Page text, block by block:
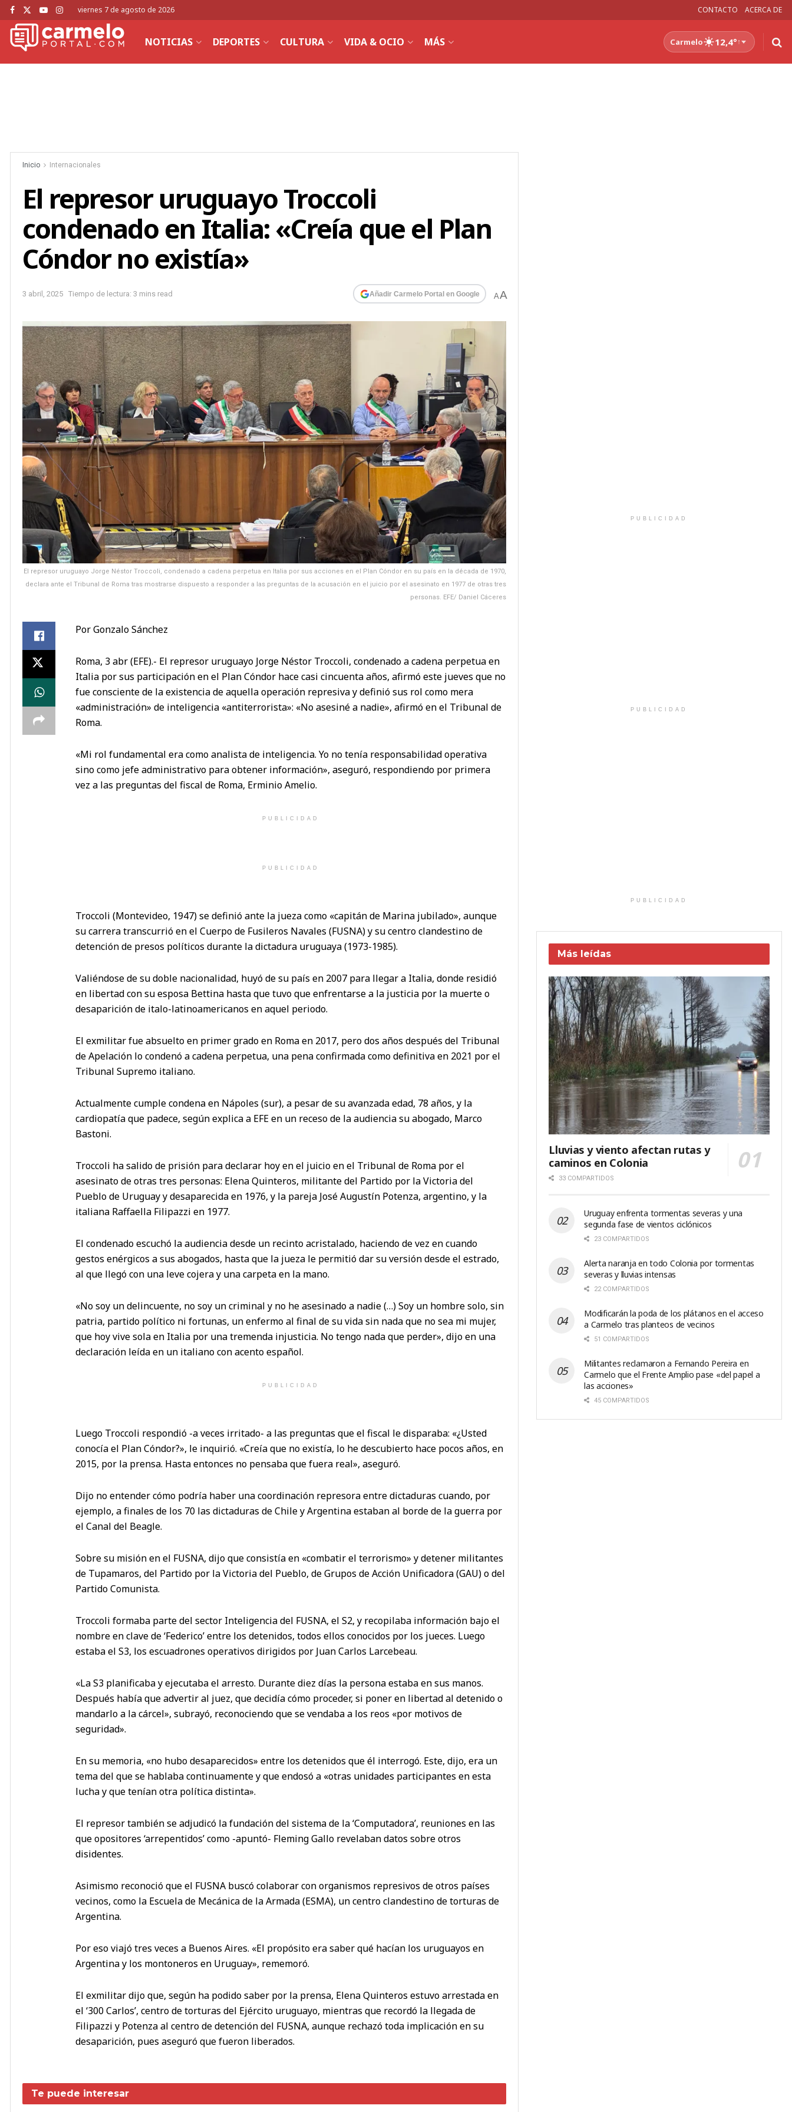
viernes 7 de agosto de 2026 CONTACTO ACERCA DE
NOTICIAS DEPORTES CULTURA VIDA & OCIO MÁS Carmelo 12,4°↑
Inicio Internacionales
El represor uruguayo Troccoli
condenado en Italia: «Creía que el Plan
Cóndor no existía»
3 abril, 2025 Tiempo de lectura: 3 mins read Añadir Carmelo Portal en Google AA
El represor uruguayo Jorge Néstor Troccoli, condenado a cadena perpetua en Italia por sus acciones en el Plan Cóndor en su país en la década de 1970,
declara ante el Tribunal de Roma tras mostrarse dispuesto a responder a las preguntas de la acusación en el juicio por el asesinato en 1977 de otras tres
personas. EFE/ Daniel Cáceres
Por Gonzalo Sánchez
Roma, 3 abr (EFE).- El represor uruguayo Jorge Néstor Troccoli, condenado a cadena perpetua en
Italia por sus participación en el Plan Cóndor hace casi cincuenta años, afirmó este jueves que no
fue consciente de la existencia de aquella operación represiva y definió sus rol como mera
«administración» de inteligencia «antiterrorista»: «No asesiné a nadie», afirmó en el Tribunal de
Roma.
«Mi rol fundamental era como analista de inteligencia. Yo no tenía responsabilidad operativa
sino como jefe administrativo para obtener información», aseguró, respondiendo por primera
vez a las preguntas del fiscal de Roma, Erminio Amelio.
PUBLICIDAD
PUBLICIDAD
Troccoli (Montevideo, 1947) se definió ante la jueza como «capitán de Marina jubilado», aunque
su carrera transcurrió en el Cuerpo de Fusileros Navales (FUSNA) y su centro clandestino de
detención de presos políticos durante la dictadura uruguaya (1973-1985).
Valiéndose de su doble nacionalidad, huyó de su país en 2007 para llegar a Italia, donde residió
en libertad con su esposa Bettina hasta que tuvo que enfrentarse a la justicia por la muerte o
desaparición de italo-latinoamericanos en aquel periodo.
El exmilitar fue absuelto en primer grado en Roma en 2017, pero dos años después del Tribunal
de Apelación lo condenó a cadena perpetua, una pena confirmada como definitiva en 2021 por el
Tribunal Supremo italiano.
Actualmente cumple condena en Nápoles (sur), a pesar de su avanzada edad, 78 años, y la
cardiopatía que padece, según explica a EFE en un receso de la audiencia su abogado, Marco
Bastoni.
Troccoli ha salido de prisión para declarar hoy en el juicio en el Tribunal de Roma por el
asesinato de otras tres personas: Elena Quinteros, militante del Partido por la Victoria del
Pueblo de Uruguay y desaparecida en 1976, y la pareja José Augustín Potenza, argentino, y la
italiana Raffaella Filipazzi en 1977.
El condenado escuchó la audiencia desde un recinto acristalado, haciendo de vez en cuando
gestos enérgicos a sus abogados, hasta que la jueza le permitió dar su versión desde el estrado,
al que llegó con una leve cojera y una carpeta en la mano.
«No soy un delincuente, no soy un criminal y no he asesinado a nadie (…) Soy un hombre solo, sin
patria, partido político ni fortunas, un enfermo al final de su vida sin nada que no sea mi mujer,
que hoy vive sola en Italia por una tremenda injusticia. No tengo nada que perder», dijo en una
declaración leída en un italiano con acento español.
PUBLICIDAD
Luego Troccoli respondió -a veces irritado- a las preguntas que el fiscal le disparaba: «¿Usted
conocía el Plan Cóndor?», le inquirió. «Creía que no existía, lo he descubierto hace pocos años, en
2015, por la prensa. Hasta entonces no pensaba que fuera real», aseguró.
Dijo no entender cómo podría haber una coordinación represora entre dictaduras cuando, por
ejemplo, a finales de los 70 las dictaduras de Chile y Argentina estaban al borde de la guerra por
el Canal del Beagle.
Sobre su misión en el FUSNA, dijo que consistía en «combatir el terrorismo» y detener militantes
de Tupamaros, del Partido por la Victoria del Pueblo, de Grupos de Acción Unificadora (GAU) o del
Partido Comunista.
Troccoli formaba parte del sector Inteligencia del FUSNA, el S2, y recopilaba información bajo el
nombre en clave de ‘Federico’ entre los detenidos, todos ellos conocidos por los jueces. Luego
estaba el S3, los escuadrones operativos dirigidos por Juan Carlos Larcebeau.
«La S3 planificaba y ejecutaba el arresto. Durante diez días la persona estaba en sus manos.
Después había que advertir al juez, que decidía cómo proceder, si poner en libertad al detenido o
mandarlo a la cárcel», subrayó, reconociendo que se vendaba a los reos «por motivos de
seguridad».
En su memoria, «no hubo desaparecidos» entre los detenidos que él interrogó. Este, dijo, era un
tema del que se hablaba continuamente y que endosó a «otras unidades participantes en esta
lucha y que tenían otra política distinta».
El represor también se adjudicó la fundación del sistema de la ‘Computadora’, reuniones en las
que opositores ‘arrepentidos’ como -apuntó- Fleming Gallo revelaban datos sobre otros
disidentes.
Asimismo reconoció que el FUSNA buscó colaborar con organismos represivos de otros países
vecinos, como la Escuela de Mecánica de la Armada (ESMA), un centro clandestino de torturas de
Argentina.
Por eso viajó tres veces a Buenos Aires. «El propósito era saber qué hacían los uruguayos en
Argentina y los montoneros en Uruguay», rememoró.
El exmilitar dijo que, según ha podido saber por la prensa, Elena Quinteros estuvo arrestada en
el ‘300 Carlos’, centro de torturas del Ejército uruguayo, mientras que recordó la llegada de
Filipazzi y Potenza al centro de detención del FUSNA, aunque rechazó toda implicación en su
desaparición, pues aseguró que fueron liberados.
Te puede interesar
PUBLICIDAD
PUBLICIDAD
PUBLICIDAD
Más leídas
Lluvias y viento afectan rutas y
caminos en Colonia
33 COMPARTIDOS
Uruguay enfrenta tormentas severas y una
segunda fase de vientos ciclónicos
23 COMPARTIDOS
Alerta naranja en todo Colonia por tormentas
severas y lluvias intensas
22 COMPARTIDOS
Modificarán la poda de los plátanos en el acceso
a Carmelo tras planteos de vecinos
51 COMPARTIDOS
Militantes reclamaron a Fernando Pereira en
Carmelo que el Frente Amplio pase «del papel a
las acciones»
45 COMPARTIDOS